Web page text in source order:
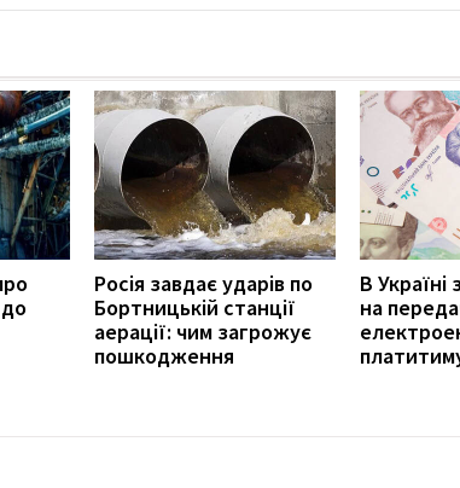
Росія завдає ударів по
Бортницькій станції
аерації: чим загрожує
пошкодження
В
на